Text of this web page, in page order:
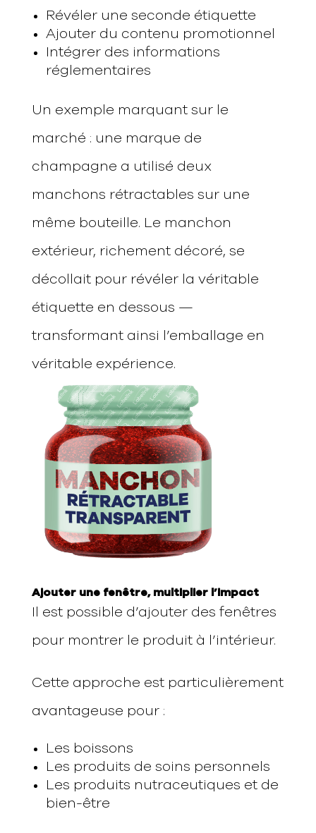
Révéler une seconde étiquette
Ajouter du contenu promotionnel
Intégrer des informations
réglementaires
Un exemple marquant sur le
marché : une marque de
champagne a utilisé deux
manchons rétractables sur une
même bouteille. Le manchon
extérieur, richement décoré, se
décollait pour révéler la véritable
étiquette en dessous —
transformant ainsi l’emballage en
véritable expérience.
Ajouter une fenêtre, multiplier l’impact
Il est possible d’ajouter des fenêtres
pour montrer le produit à l’intérieur.
Cette approche est particulièrement
avantageuse pour :
Les boissons
Les produits de soins personnels
Les produits nutraceutiques et de
bien-être